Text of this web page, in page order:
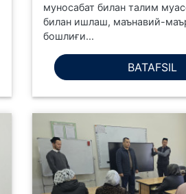
муносабат билан талим
билан ишлаш, маънавий-
бошлиғи...
BATAFSIL